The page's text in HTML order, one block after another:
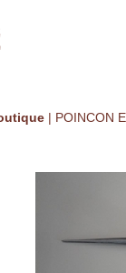
| POINCON